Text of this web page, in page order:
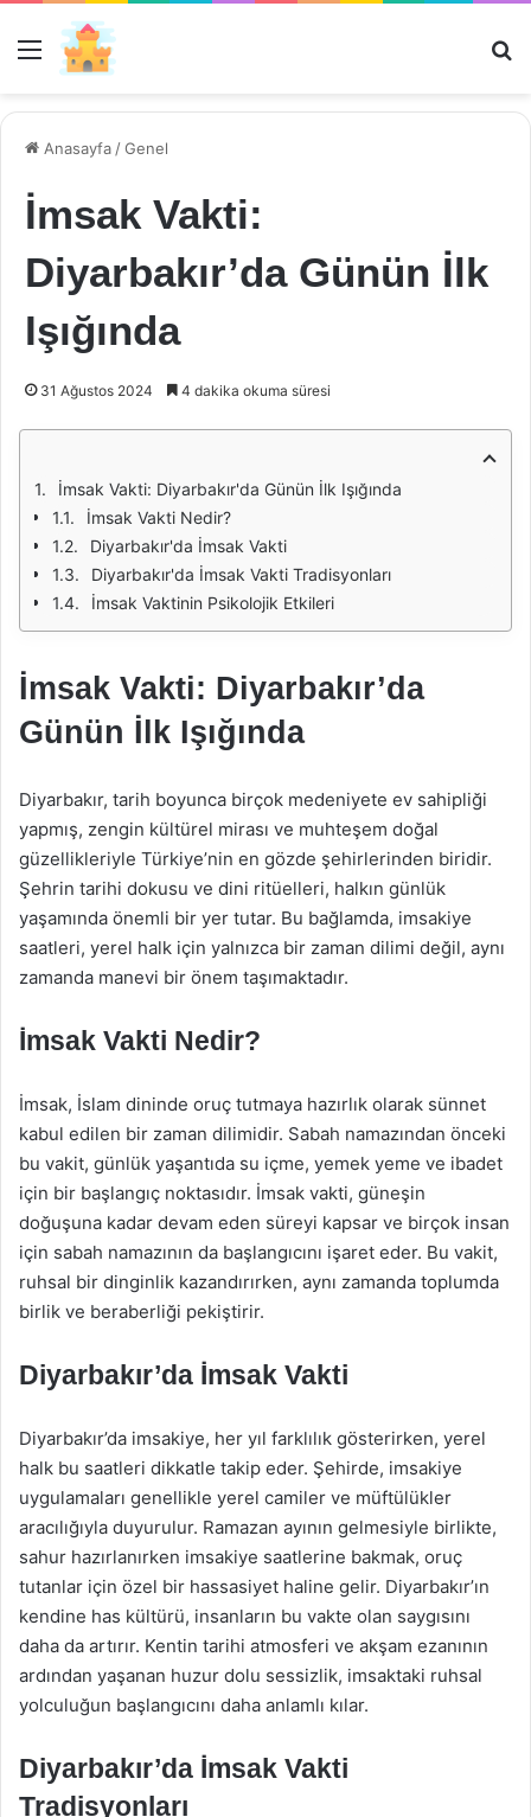
Menü
Anasayfa /Genel
İmsak Vakti:
Diyarbakır’da Günün İlk
Işığında
31 Ağustos 2024 4 dakika okuma süresi
İmsak Vakti: Diyarbakır'da Günün İlk Işığında
İmsak Vakti Nedir?
Diyarbakır'da İmsak Vakti
Diyarbakır'da İmsak Vakti Tradisyonları
İmsak Vaktinin Psikolojik Etkileri
İmsak Vakti: Diyarbakır’da
Günün İlk Işığında
Diyarbakır, tarih boyunca birçok medeniyete ev sahipliği
yapmış, zengin kültürel mirası ve muhteşem doğal
güzellikleriyle Türkiye’nin en gözde şehirlerinden biridir.
Şehrin tarihi dokusu ve dini ritüelleri, halkın günlük
yaşamında önemli bir yer tutar. Bu bağlamda, imsakiye
saatleri, yerel halk için yalnızca bir zaman dilimi değil, aynı
zamanda manevi bir önem taşımaktadır.
İmsak Vakti Nedir?
İmsak, İslam dininde oruç tutmaya hazırlık olarak sünnet
kabul edilen bir zaman dilimidir. Sabah namazından önceki
bu vakit, günlük yaşantıda su içme, yemek yeme ve ibadet
için bir başlangıç noktasıdır. İmsak vakti, güneşin
doğuşuna kadar devam eden süreyi kapsar ve birçok insan
için sabah namazının da başlangıcını işaret eder. Bu vakit,
ruhsal bir dinginlik kazandırırken, aynı zamanda toplumda
birlik ve beraberliği pekiştirir.
Diyarbakır’da İmsak Vakti
Diyarbakır’da imsakiye, her yıl farklılık gösterirken, yerel
halk bu saatleri dikkatle takip eder. Şehirde, imsakiye
uygulamaları genellikle yerel camiler ve müftülükler
aracılığıyla duyurulur. Ramazan ayının gelmesiyle birlikte,
sahur hazırlanırken imsakiye saatlerine bakmak, oruç
tutanlar için özel bir hassasiyet haline gelir. Diyarbakır’ın
kendine has kültürü, insanların bu vakte olan saygısını
daha da artırır. Kentin tarihi atmosferi ve akşam ezanının
ardından yaşanan huzur dolu sessizlik, imsaktaki ruhsal
yolculuğun başlangıcını daha anlamlı kılar.
Diyarbakır’da İmsak Vakti
Tradisyonları